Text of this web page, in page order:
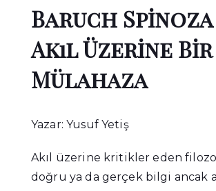
Baruch
Akıl Üzerine Bir
Mülahaza
Yazar: Yusuf Yetiş
Akıl üzerine kritikler eden
doğru ya da gerçek bilgi ancak